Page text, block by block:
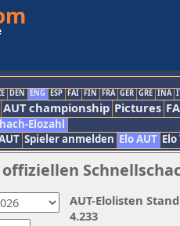
DEN ENG ESP FAI FIN FRA GER GRE INA
AUT championship Pictures
Elozahl
Spieler anmelden Elo AUT
AUT-Elolisten
4.233